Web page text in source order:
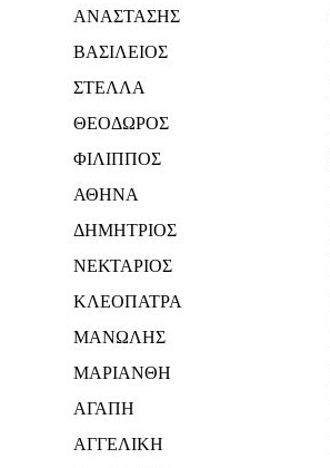
ΑΝΑΣΤΑΣΗΣ
ΒΑΣΙΛΕΙΟΣ
ΣΤΕΛΛΑ
ΘΕΟΔΩΡΟΣ
ΦΙΛΙΠΠΟΣ
ΑΘΗΝΑ
ΔΗΜΗΤΡΙΟΣ
ΝΕΚΤΑΡΙΟΣ
ΚΛΕΟΠΑΤΡΑ
ΜΑΝΩΛΗΣ
ΜΑΡΙΑΝΘΗ
ΑΓΑΠΗ
ΑΓΓΕΛΙΚΗ